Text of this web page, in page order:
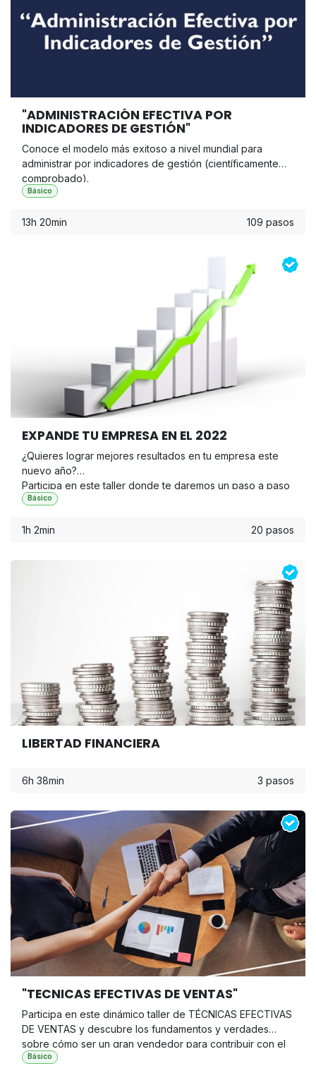
"ADMINISTRACIÓN EFECTIVA POR
INDICADORES DE GESTIÓN"
Conoce el modelo más exitoso a nivel mundial para
administrar por indicadores de gestión (científicamente
comprobado).
Básico
13h 20min 109 pasos
EXPANDE TU EMPRESA EN EL 2022
¿Quieres lograr mejores resultados en tu empresa este
nuevo año?
Participa en este taller donde te daremos un paso a paso
para que hagas crecer tu empresa en el 2022.
Básico
1h 2min 20 pasos
LIBERTAD FINANCIERA
6h 38min 3 pasos
"TECNICAS EFECTIVAS DE VENTAS"
Participa en este dinámico taller de TÉCNICAS EFECTIVAS
DE VENTAS y descubre los fundamentos y verdades
sobre cómo ser un gran vendedor para contribuir con el
éxito de tu empresa o negocio, mientras ayudas a más
Básico